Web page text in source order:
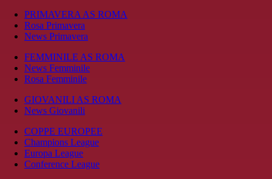
PRIMAVERA AS ROMA
Rosa Primavera
News Primavera
FEMMINILE AS ROMA
News Femminile
Rosa Femminile
GIOVANILI AS ROMA
News Giovanili
COPPE EUROPEE
Champions League
Europa League
Conference League